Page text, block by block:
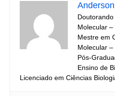
Molecular –
Mestre em
Molecular –
Pós-
Ensino de
Licenciado em Ciências